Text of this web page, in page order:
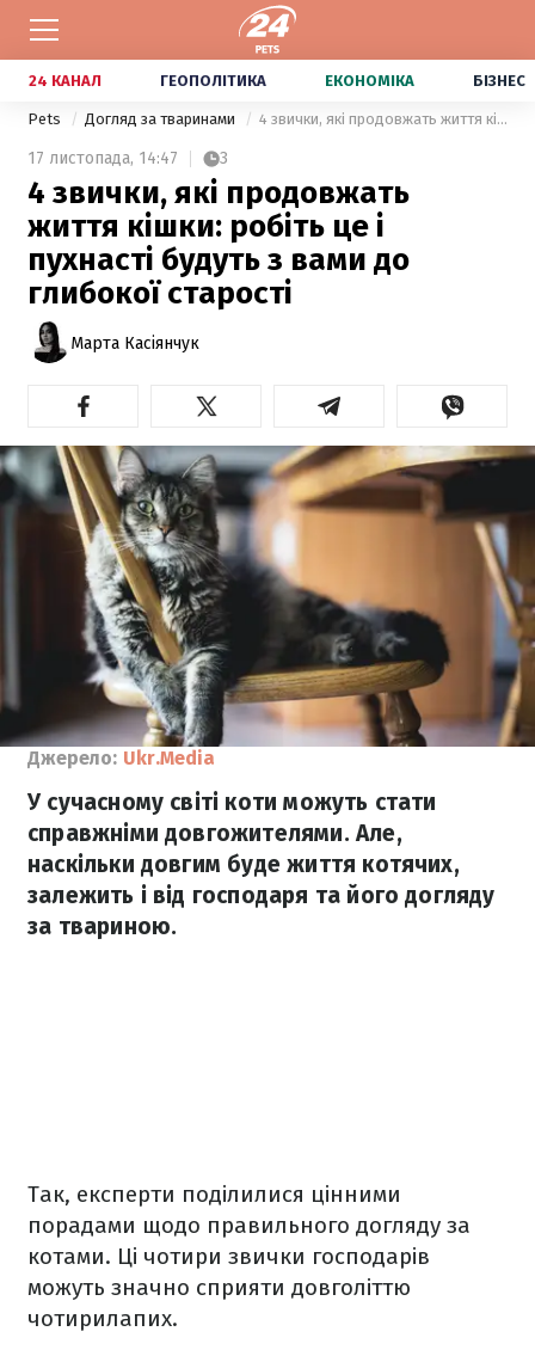
24 КАНАЛ ГЕОПОЛІТИКА ЕКОНОМІКА БІЗНЕС
Pets Догляд за тваринами 4 звички, які продовжать життя кішки: робіть це і пухнасті будуть з вами до глибокої старості
17 листопада, 14:47 3
4 звички, які продовжать
життя кішки: робіть це і
пухнасті будуть з вами до
глибокої старості
Марта Касіянчук
Джерело: Ukr.Media
У сучасному світі коти можуть стати
справжніми довгожителями. Але,
наскільки довгим буде життя котячих,
залежить і від господаря та його догляду
за твариною.
Так, експерти поділилися цінними
порадами щодо правильного догляду за
котами. Ці чотири звички господарів
можуть значно сприяти довголіттю
чотирилапих.